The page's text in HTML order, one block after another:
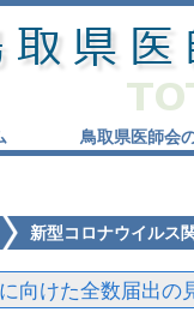
鳥取県医師会
新型コロナウイルス
向けた全数届出の